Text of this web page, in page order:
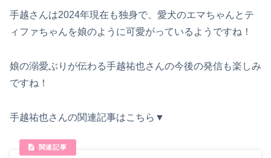
手越さんは2024年現在も独身で、愛犬のエマちゃんとテ
ィファちゃんを娘のように可愛がっているようですね！
娘の溺愛ぶりが伝わる手越祐也さんの今後の発信も楽しみ
ですね！
手越祐也さんの関連記事はこちら▼